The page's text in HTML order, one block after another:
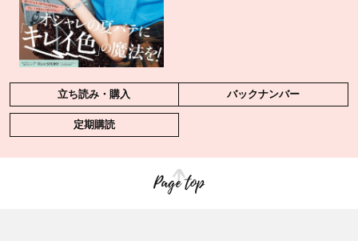
立ち読み・購入 バックナンバー
定期購読
Page top